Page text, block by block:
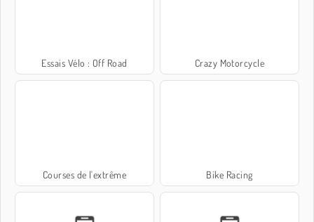
Essais Vélo : Off Road Crazy Motorcycle
Courses de l'extrême Bike Racing